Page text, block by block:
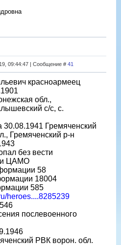
09:44:47 | Сообщение # 41
красноармеец
обл.,
с/с, с.
Гремяченский
Гремяченский р-н
без вести
ЦАМО
58
18004
585
heroes....8285239
послевоенного
РВК ворон. обл.